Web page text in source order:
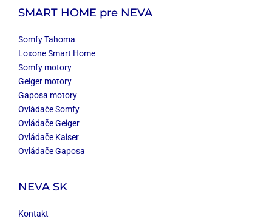
SMART HOME pre NEVA
Somfy Tahoma
Loxone Smart Home
Somfy motory
Geiger motory
Gaposa motory
Ovládače Somfy
Ovládače Geiger
Ovládače Kaiser
Ovládače Gaposa
NEVA SK
Kontakt